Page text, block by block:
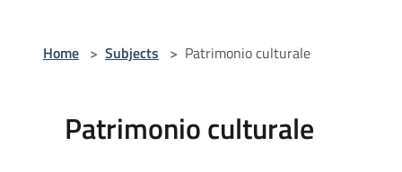
Home > Subjects > Patrimonio culturale
Patrimonio culturale